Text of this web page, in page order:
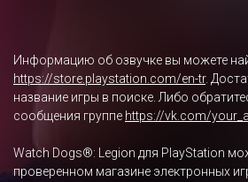
Информацию об озвучке вы можете
https://store.playstation.com/en-tr.
название игры в поиске. Либо
сообщения группе https://vk.com/
Watch Dogs®: Legion для PlayStation
проверенном магазине электронных